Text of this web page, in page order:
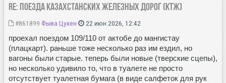
Re: Поезда Казахстанских железных дорог (КТЖ)
#861899 Фыва Цукен 22 июн 2026, 12:42
проехал поездом 109/110 от актобе до мангистау
(плацкарт). раньше тоже несколько раз им ездил, но
вагоны были старые. теперь были новые (тверские сцепы),
но несколько удивило то, что в туалете не просто
отсутствует туалетная бумага (в виде салфеток для рук